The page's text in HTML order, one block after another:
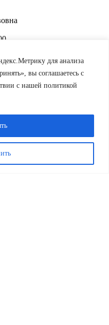
для анализа
вы соглашаетесь с
с нашей политикой